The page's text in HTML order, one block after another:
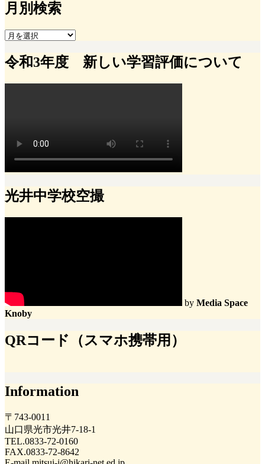
月別検索
月
検
索
令和3年度 新しい学習評価について
光井中学校空撮
by Media Space
Knoby
QRコード（スマホ携帯用）
Information
〒743-0011
山口県光市光井7-18-1
TEL.0833-72-0160
FAX.0833-72-8642